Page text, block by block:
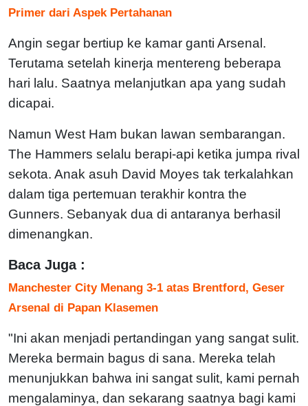
Primer dari Aspek Pertahanan
Angin segar bertiup ke kamar ganti Arsenal.
Terutama setelah kinerja mentereng beberapa
hari lalu. Saatnya melanjutkan apa yang sudah
dicapai.
Namun West Ham bukan lawan sembarangan.
The Hammers selalu berapi-api ketika jumpa rival
sekota. Anak asuh David Moyes tak terkalahkan
dalam tiga pertemuan terakhir kontra the
Gunners. Sebanyak dua di antaranya berhasil
dimenangkan.
Baca Juga :
Manchester City Menang 3-1 atas Brentford, Geser
Arsenal di Papan Klasemen
"Ini akan menjadi pertandingan yang sangat sulit.
Mereka bermain bagus di sana. Mereka telah
menunjukkan bahwa ini sangat sulit, kami pernah
mengalaminya, dan sekarang saatnya bagi kami